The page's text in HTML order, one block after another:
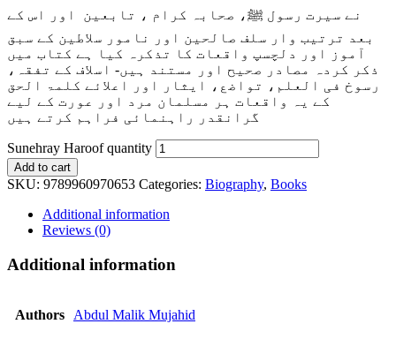
نے سیرت رسول ﷺ، صحابہ کرام ، تابعین اور اس کے
بعد ترتیب وار سلف صالحین اور نامور سلاطین کے سبق
آموز اور دلچسپ واقعات کا تذکرہ کیا ہے کتاب میں
ذکر کردہ مصادر صحیح اور مستند ہیں- اسلاف کے تفقہ،
رسوخ فی العلم، تواضع، ایثار اور اعلائے کلمۃ الحق
کے یہ واقعات ہر مسلمان مرد اور عورت کے لیے
گرانقدر راہنمائی فراہم کرتے ہیں
Sunehray Haroof quantity
Add to cart
SKU: 9789960970653 Categories: Biography, Books
Additional information
Reviews (0)
Additional information
Authors Abdul Malik Mujahid